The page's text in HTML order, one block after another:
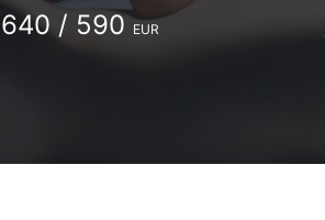
640 / 590EUR